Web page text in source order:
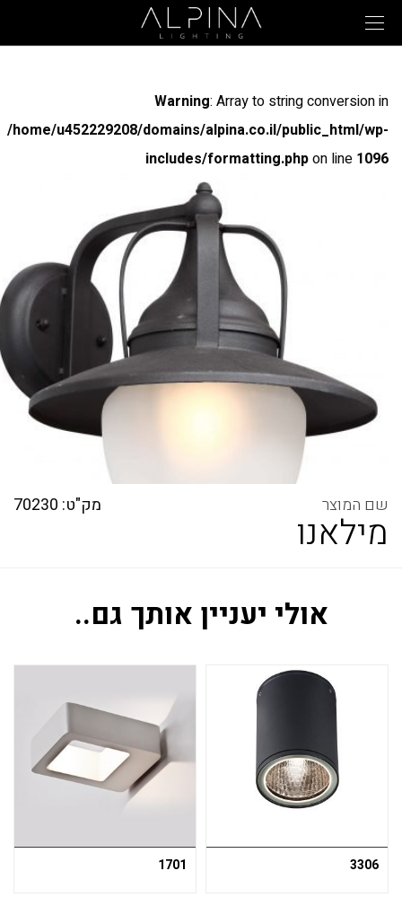
Warning: Array to string conversion in
/home/u452229208/domains/alpina.co.il/public_html/wp-
includes/formatting.phpon line 1096
Warning: Array to string conversion in
/home/u452229208/domains/alpina.co.il/public_html/wp-
includes/formatting.php
מילאנו
מק"ט: 70230
אולי יעניין אותך גם..
3306
1701